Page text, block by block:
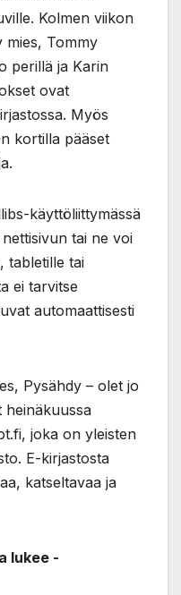
Kolmen viikon
mies, Tommy
perillä ja Karin
ovat
Myös
kortilla pääset
käyttöliittymässä
tai ne voi
tabletille tai
ei tarvitse
automaattisesti
Pysähdy – olet jo
heinäkuussa
joka on yleisten
E-kirjastosta
katseltavaa ja
lukee -